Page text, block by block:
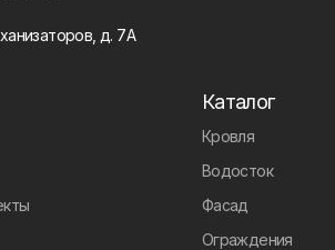
д. 7А
Каталог
Кровля
Водосток
Фасад
Ограждения